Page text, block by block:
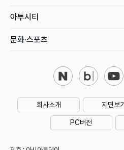
아투시티
문화·스포츠
회사소개 지면보기
PC버전